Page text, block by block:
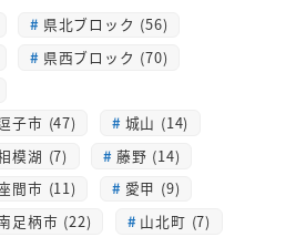
県北ブロック (56)
県西ブロック (70)
子市 (47)
城山 (14)
模湖 (7)
藤野 (14)
間市 (11)
愛甲 (9)
足柄市 (22)
山北町 (7)